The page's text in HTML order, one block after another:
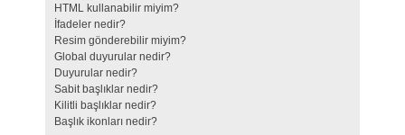
HTML kullanabilir miyim?
İfadeler nedir?
Resim gönderebilir miyim?
Global duyurular nedir?
Duyurular nedir?
Sabit başlıklar nedir?
Kilitli başlıklar nedir?
Başlık ikonları nedir?